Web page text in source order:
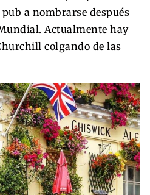
a nombrarse después
Actualmente hay
colgando de las